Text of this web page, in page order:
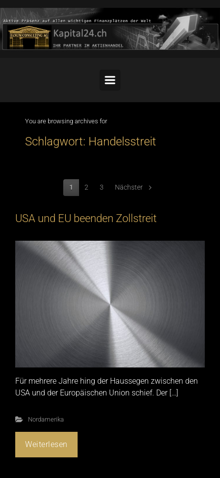
Skip to main content
You are browsing archives for
Schlagwort: Handelsstreit
1 2 3 Nächster
USA und EU beenden Zollstreit
Für mehrere Jahre hing der Haussegen zwischen den
USA und der Europäischen Union schief. Der […]
Nordamerika
Weiterlesen